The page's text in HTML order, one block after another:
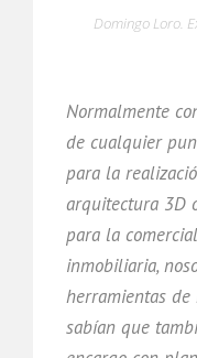
Domingo Loro.
Normalmente
de cualquier
para la
arquitectura 3D
para la
inmobiliaria,
herramientas
sabían que